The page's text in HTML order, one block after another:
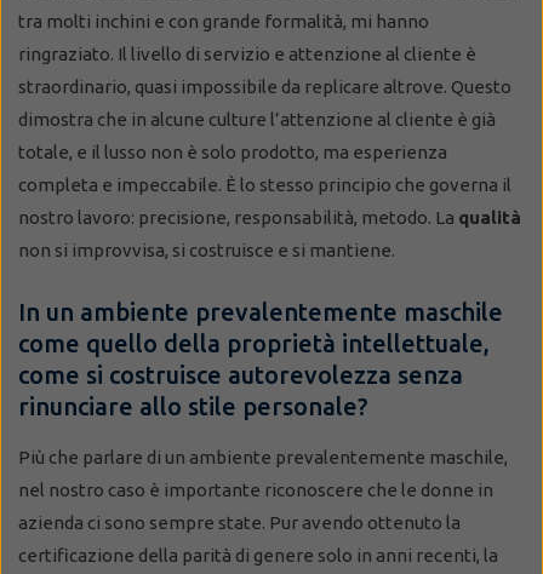
tra molti inchini e con grande formalità, mi hanno
ringraziato. Il livello di servizio e attenzione al cliente è
straordinario, quasi impossibile da replicare altrove. Questo
dimostra che in alcune culture l’attenzione al cliente è già
totale, e il lusso non è solo prodotto, ma esperienza
completa e impeccabile. È lo stesso principio che governa il
nostro lavoro: precisione, responsabilità, metodo. La qualità
non si improvvisa, si costruisce e si mantiene.
In un ambiente prevalentemente maschile
come quello della proprietà intellettuale,
come si costruisce autorevolezza senza
rinunciare allo stile personale?
Più che parlare di un ambiente prevalentemente maschile,
nel nostro caso è importante riconoscere che le donne in
azienda ci sono sempre state. Pur avendo ottenuto la
certificazione della parità di genere solo in anni recenti, la